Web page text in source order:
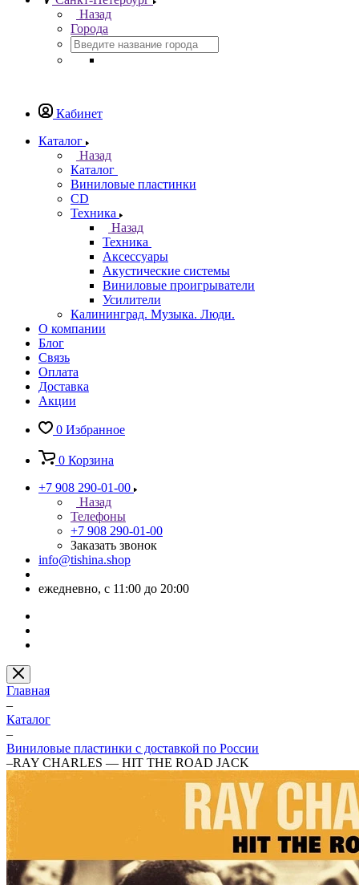
Назад
Города
Кабинет
Каталог
Назад
Каталог
Виниловые пластинки
CD
Техника
Назад
Техника
Аксессуары
Акустические системы
Виниловые проигрыватели
Усилители
Калининград. Музыка. Люди.
О компании
Блог
Связь
Оплата
Доставка
Акции
0 Избранное
0 Корзина
+7 908 290-01-00
Назад
Телефоны
+7 908 290-01-00
Заказать звонок
info@tishina.shop
ежедневно, с 11:00 до 20:00
Главная
–
Каталог
–
Виниловые пластинки с доставкой по России
–RAY CHARLES — HIT THE ROAD JACK